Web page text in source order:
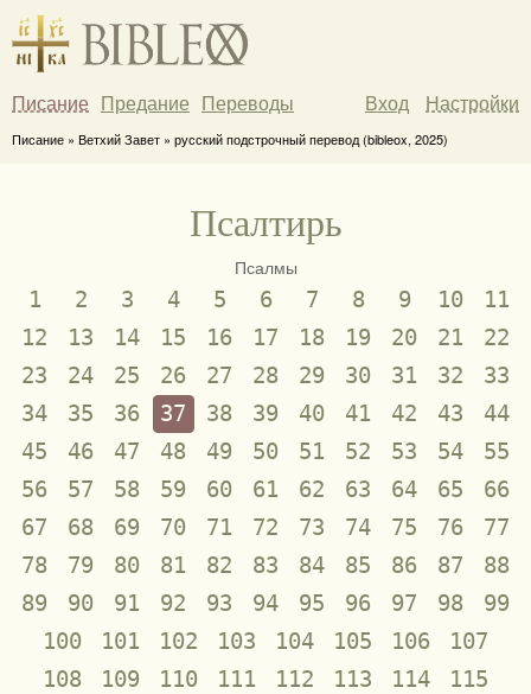
Писание Предание Переводы Вход Настройки
Писание » Ветхий Завет » русский подстрочный перевод (bibleox, 2025)
Псалтирь
Псалмы
1 2 3 4 5 6 7 8 9 10
11
12
13 14 15 16 17 18 19 20 21
22
23
24 25 26 27 28 29 30 31 32
33
34
35 36 37 38 39 40 41 42 43
44
45
46 47 48 49 50 51 52 53 54
55
56
57 58 59 60 61 62 63 64 65
66
67
68 69 70 71 72 73 74 75 76
77
78
79 80 81 82 83 84 85 86 87
88
89
90 91 92 93 94 95 96 97 98
99
100
101 102 103 104 105 106
107
108
109 110 111 112 113 114
115